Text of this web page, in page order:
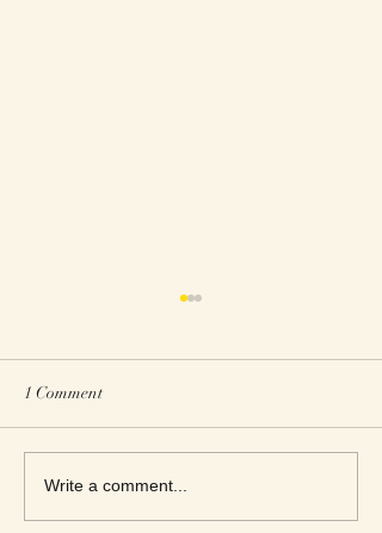
Love Stories for Today
1 Comment
Write a comment...